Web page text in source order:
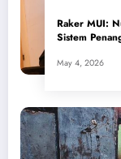
​Raker MUI:
Sistem
May 4, 2026